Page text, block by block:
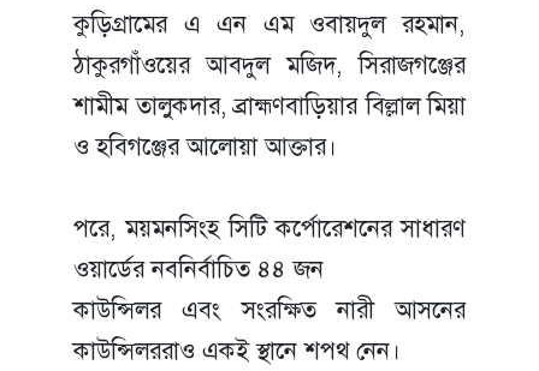
কুড়িগ্রামের এ এন এম ওবায়দুল রহমান,
ঠাকুরগাঁওয়ের আবদুল মজিদ, সিরাজগঞ্জের
শামীম তালুকদার, ব্রাহ্মণবাড়িয়ার বিল্লাল মিয়া
ও হবিগঞ্জের আলোয়া আক্তার।
পরে, ময়মনসিংহ সিটি কর্পোরেশনের সাধারণ
ওয়ার্ডের নবনির্বাচিত ৪৪ জন
কাউন্সিলর এবং সংরক্ষিত নারী আসনের
কাউন্সিলররাও একই স্থানে শপথ নেন।